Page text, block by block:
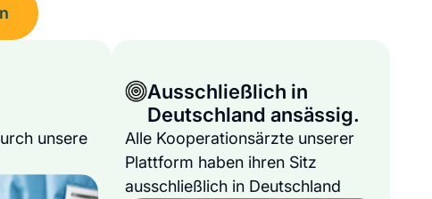
unsere
Ausschließlich in
Deutschland ansässig.
Alle Kooperationsärzte unserer
Plattform haben ihren Sitz
ausschließlich in Deutschland